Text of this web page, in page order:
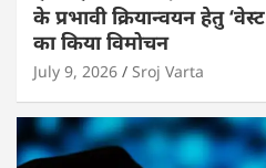
के प्रभावी क्रियान्वयन हेतु
का किया विमोचन
July 9, 2026 Sroj Varta